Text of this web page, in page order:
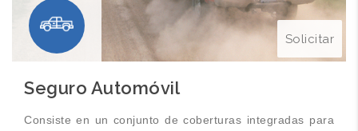
Solicitar
Seguro Automóvil
Consiste en un conjunto de coberturas integradas para